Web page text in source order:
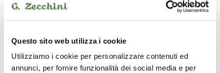
Questo sito web utilizza i cookie
Utilizziamo i cookie per personalizzare contenuti ed
annunci, per fornire funzionalità dei social media e per
pianoforte digitale
CASIO